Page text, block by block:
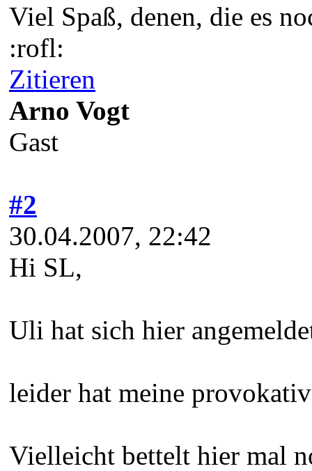
Viel Spaß, denen, die es
:rofl:
Zitieren
Arno Vogt
Gast
#2
30.04.2007, 22:42
Hi SL,
Uli hat sich hier
leider hat meine
Vielleicht bettelt hier mal